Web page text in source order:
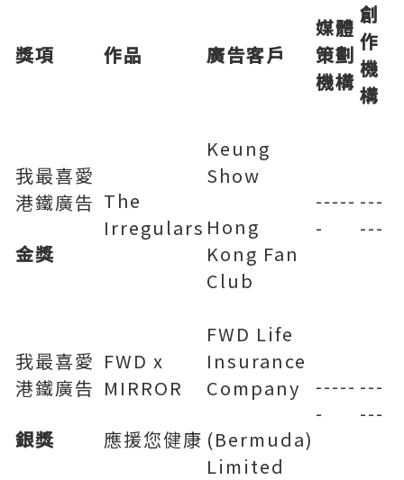
獎項 作品 廣告客戶
媒體
策劃
機構
創
作
機
構
我最喜愛
港鐵廣告
金獎
The
Irregulars
Keung
Show
Hong
Kong Fan
Club
-----
-
---
---
我最喜愛
港鐵廣告
銀獎
FWD x
MIRROR
應援您健康
FWD Life
Insurance
Company
(Bermuda)
Limited
-----
-
---
---